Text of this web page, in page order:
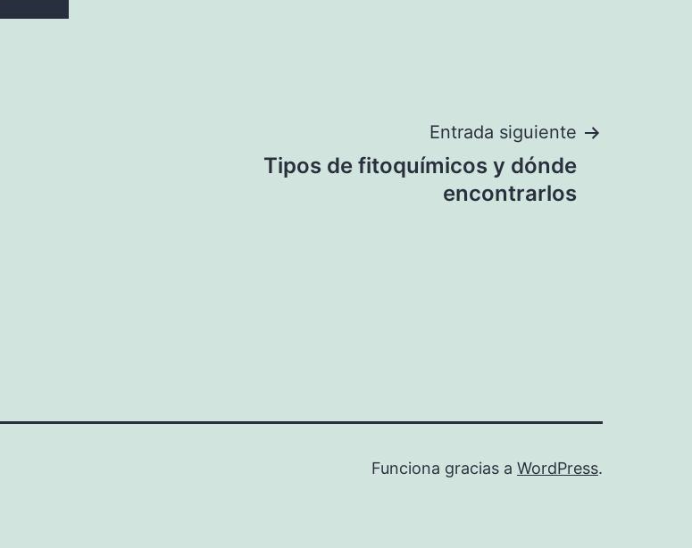
Entrada siguiente
Tipos de fitoquímicos y dónde
encontrarlos
Funciona gracias a WordPress.